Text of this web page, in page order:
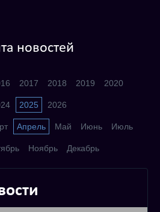
новостей
2017 2018 2019 2020
2025 2026
Апрель Май Июнь Июль
Ноябрь Декабрь